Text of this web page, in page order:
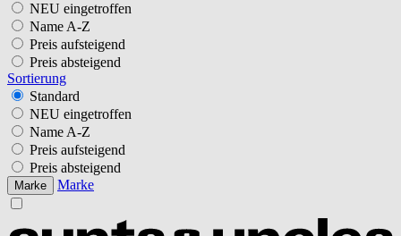
NEU eingetroffen
Name A-Z
Preis aufsteigend
Preis absteigend
Sortierung
Standard
NEU eingetroffen
Name A-Z
Preis aufsteigend
Preis absteigend
Marke Marke